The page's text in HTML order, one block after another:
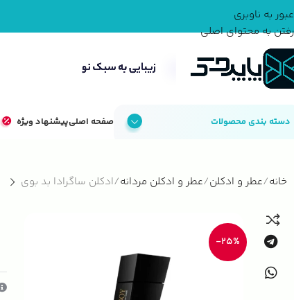
عبور به ناوبری
رفتن به محتوای اصلی
دسته بندی محصولات صفحه اصلیپیشنهاد ویژه
خانه عطر و ادکلن عطر و ادکلن مردانه ادکلن ساگرادا بد بوی
-25%